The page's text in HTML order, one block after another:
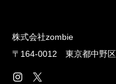
株式会社zombie
〒164-0012 東京都中野